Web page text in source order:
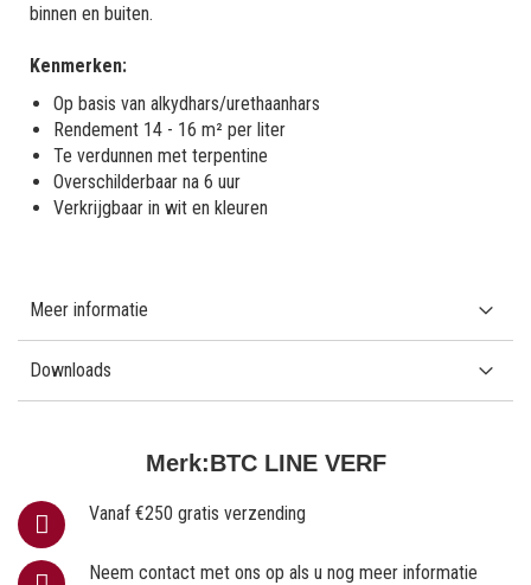
Merk:BTC LINE VERF
Vanaf €250 gratis verzending
Neem contact met ons op als u nog meer informatie
binnen en buiten.
Kenmerken:
Op basis van alkydhars/urethaanhars
Rendement 14 - 16 m² per liter
Te verdunnen met terpentine
Overschilderbaar na 6 uur
Verkrijgbaar in wit en kleuren
Meer informatie
Downloads